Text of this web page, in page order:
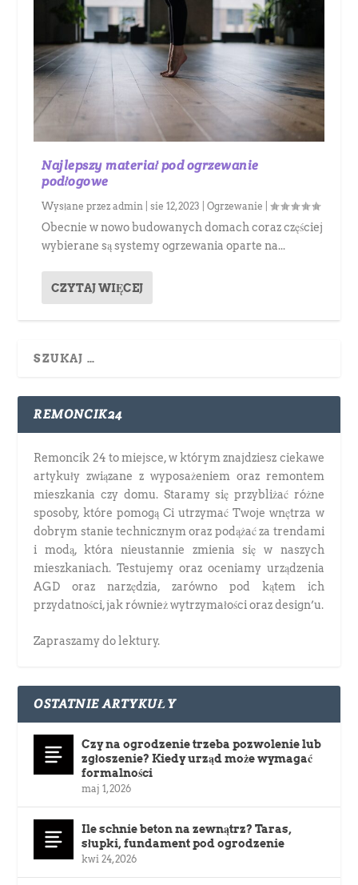
Najlepszy materiał pod ogrzewanie
podłogowe
Wysłane przezadmin |sie 12, 2023 |Ogrzewanie |
Obecnie w nowo budowanych domach coraz częściej
wybierane są systemy ogrzewania oparte na...
CZYTAJ WIĘCEJ
REMONCIK24
Remoncik 24 to miejsce, w którym znajdziesz ciekawe
artykuły związane z wyposażeniem oraz remontem
mieszkania czy domu. Staramy się przybliżać różne
sposoby, które pomogą Ci utrzymać Twoje wnętrza w
dobrym stanie technicznym oraz podążać za trendami
i modą, która nieustannie zmienia się w naszych
mieszkaniach. Testujemy oraz oceniamy urządzenia
AGD oraz narzędzia, zarówno pod kątem ich
przydatności, jak również wytrzymałości oraz design’u.
Zapraszamy do lektury.
OSTATNIE ARTYKUŁY
Czy na ogrodzenie trzeba pozwolenie lub
zgłoszenie? Kiedy urząd może wymagać
formalności
maj 1, 2026
Ile schnie beton na zewnątrz? Taras,
słupki, fundament pod ogrodzenie
kwi 24, 2026